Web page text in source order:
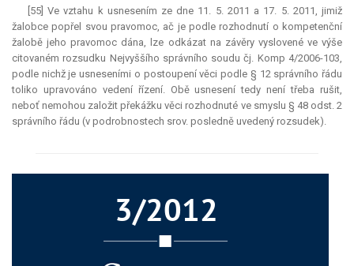
[55] Ve vztahu k usnesením ze dne 11. 5. 2011 a 17. 5. 2011, jimiž
žalobce popřel svou pravomoc, ač je podle rozhodnutí o kompetenční
žalobě jeho pravomoc dána, lze odkázat na závěry vyslovené ve výše
citovaném rozsudku Nejvyššího správního soudu čj. Komp 4/2006-103,
podle nichž je usneseními o postoupení věci podle § 12 správního řádu
toliko upravováno vedení řízení. Obě usnesení tedy není třeba rušit,
neboť nemohou založit překážku věci rozhodnuté ve smyslu § 48 odst. 2
správního řádu (v podrobnostech srov. posledně uvedený rozsudek).